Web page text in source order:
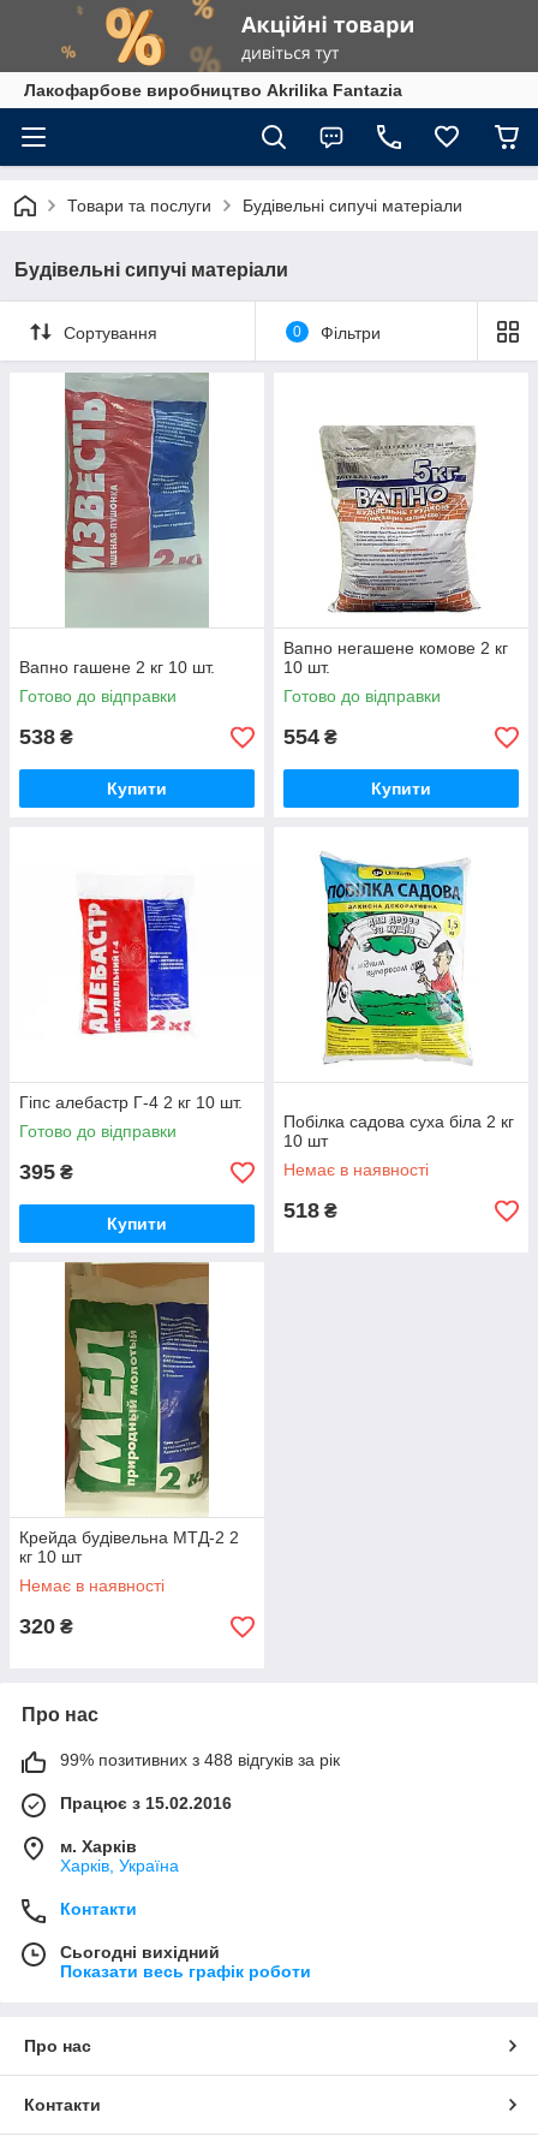
Лакофарбове виробництво Akrilika Fantazia
Товари та послуги Будівельні сипучі матеріали
Будівельні сипучі матеріали
Сортування 0 Фільтри
Вапно гашене 2 кг 10 шт.
Готово до відправки
538 ₴
Купити
Вапно негашене комове 2 кг
10 шт.
Готово до відправки
554 ₴
Купити
Гіпс алебастр Г-4 2 кг 10 шт.
Готово до відправки
395 ₴
Купити
Побілка садова суха біла 2 кг
10 шт
Немає в наявності
518 ₴
Крейда будівельна МТД-2 2
кг 10 шт
Немає в наявності
320 ₴
Про нас
99% позитивних з 488 відгуків за рік
Працює з 15.02.2016
м. Харків
Харків, Україна
Контакти
Сьогодні вихідний
Показати весь графік роботи
Про нас
Контакти